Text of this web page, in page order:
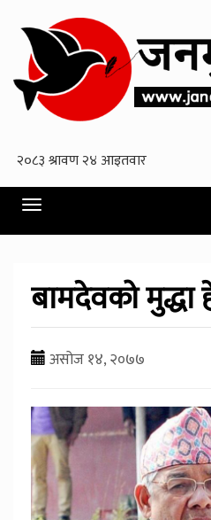
Toggle
navigation
बामदेवको मुद्धा
असोज १४, २०७७